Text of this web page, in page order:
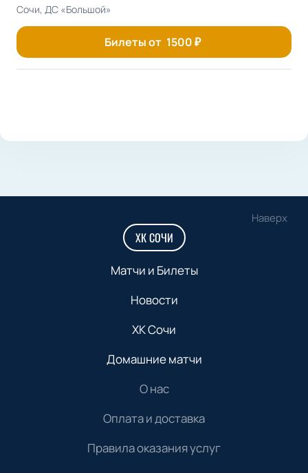
Сочи, ДС «Большой»
Билеты от 1500₽
Наверх
ХК СОЧИ
Матчи и Билеты
Новости
ХК Сочи
Домашние матчи
О нас
Оплата и доставка
Правила оказания услуг